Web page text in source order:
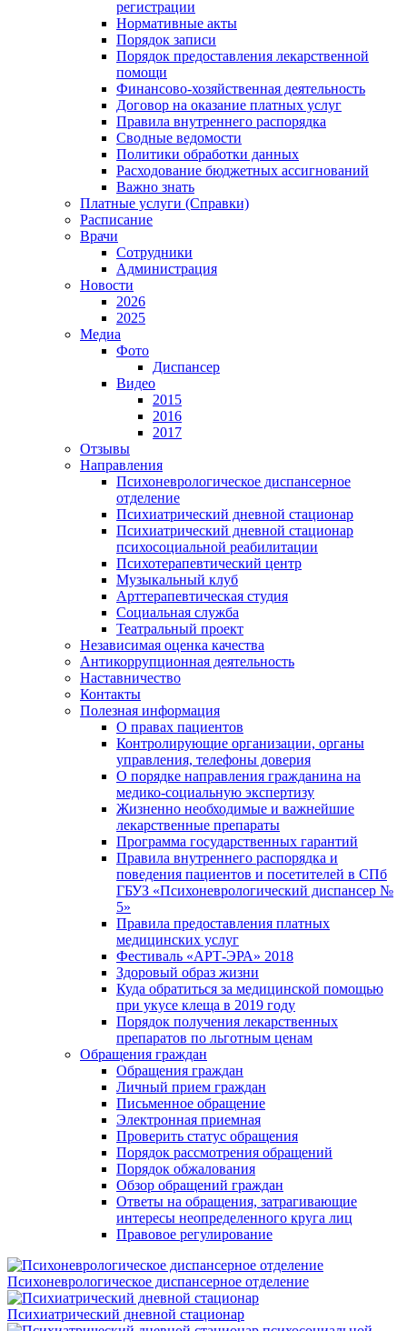
регистрации
Нормативные акты
Порядок записи
Порядок предоставления лекарственной
помощи
Финансово-хозяйственная деятельность
Договор на оказание платных услуг
Правила внутреннего распорядка
Сводные ведомости
Политики обработки данных
Расходование бюджетных ассигнований
Важно знать
Платные услуги (Справки)
Расписание
Врачи
Сотрудники
Администрация
Новости
2026
2025
Медиа
Фото
Диспансер
Видео
2015
2016
2017
Отзывы
Направления
Психоневрологическое диспансерное
отделение
Психиатрический дневной стационар
Психиатрический дневной стационар
психосоциальной реабилитации
Психотерапевтический центр
Музыкальный клуб
Арттерапевтическая студия
Социальная служба
Театральный проект
Независимая оценка качества
Антикоррупционная деятельность
Наставничество
Контакты
Полезная информация
О правах пациентов
Контролирующие организации, органы
управления, телефоны доверия
О порядке направления гражданина на
медико-социальную экспертизу
Жизненно необходимые и важнейшие
лекарственные препараты
Программа государственных гарантий
Правила внутреннего распорядка и
поведения пациентов и посетителей в СПб
ГБУЗ «Психоневрологический диспансер №
5»
Правила предоставления платных
медицинских услуг
Фестиваль «АРТ-ЭРА» 2018
Здоровый образ жизни
Куда обратиться за медицинской помощью
при укусе клеща в 2019 году
Порядок получения лекарственных
препаратов по льготным ценам
Обращения граждан
Обращения граждан
Личный прием граждан
Письменное обращение
Электронная приемная
Проверить статус обращения
Порядок рассмотрения обращений
Порядок обжалования
Обзор обращений граждан
Ответы на обращения, затрагивающие
интересы неопределенного круга лиц
Правовое регулирование
Психоневрологическое диспансерное отделение
Психиатрический дневной стационар